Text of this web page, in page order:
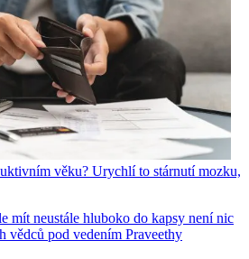
věku? Urychlí to stárnutí mozku,
mít neustále hluboko do kapsy není nic
vědců pod vedením Praveethy